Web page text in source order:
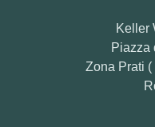
Keller
Piazza
Zona Prati